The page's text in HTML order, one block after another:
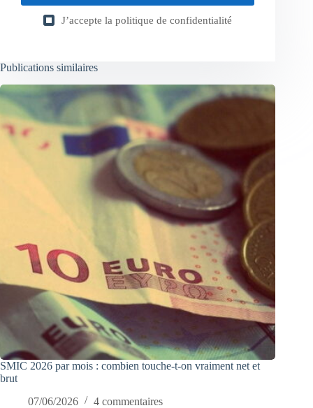
J’accepte la politique de confidentialité
Publications similaires
SMIC 2026 par mois : combien touche-t-on vraiment net et
brut
07/06/2026
4 commentaires